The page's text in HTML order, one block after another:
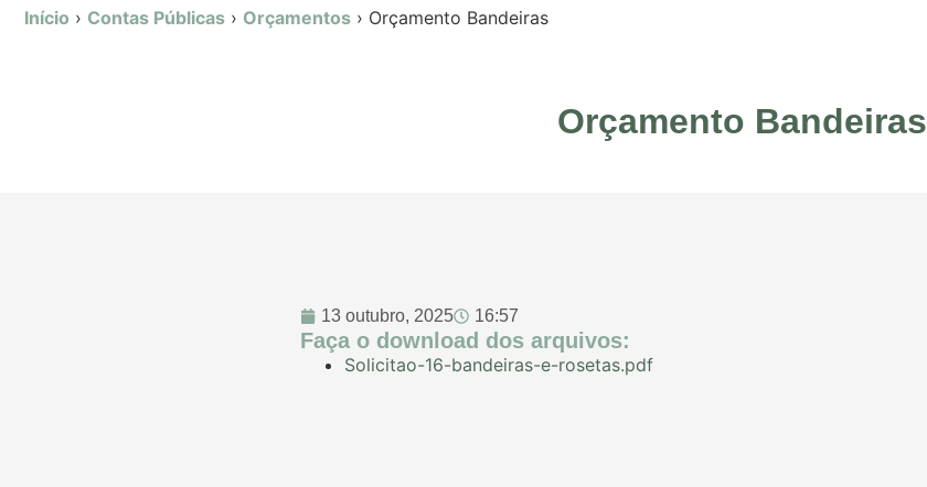
Início › Contas Públicas › Orçamentos › Orçamento Bandeiras
Orçamento Bandeiras
13 outubro, 2025 16:57
Faça o download dos arquivos:
Solicitao-16-bandeiras-e-rosetas.pdf